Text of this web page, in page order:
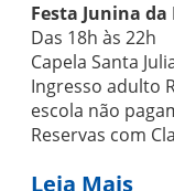
Festa Junina
Das 18h às 22h
Capela Santa
Ingresso adulto
escola não
Reservas com
Leia Mais